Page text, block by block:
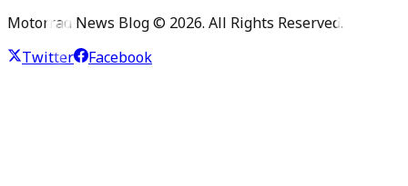
Motorrad News Blog © 2026. All Rights Reserved.
Twitter
Facebook